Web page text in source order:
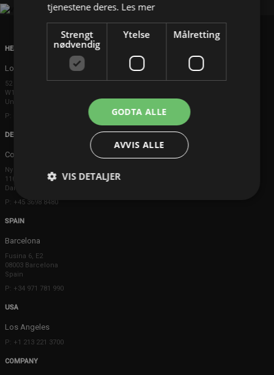
HEAD OFFICE
London
52 Brook Street
W1K 5DS London
United Kingdom
P: +44 203 608 8181
DENMARK
Copenhagen
Ny Østergade 20
1101 København K
Danmark
P: +45 3698 8480
SPAIN
Barcelona
Fusina 6, E2
08003 Barcelona
Spain
P: +34 971 781 990
USA
Los Angeles
P: +1 213 221 3700
COMPANY
tjenestene deres. Les mer
Strengt
nødvendig
Ytelse Målretting
GODTA ALLE
AVVIS ALLE
VIS DETALJER